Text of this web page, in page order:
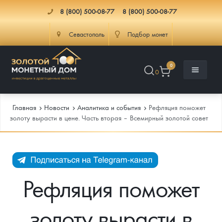
8 (800) 500-08-77 8 (800) 500-08-77
Севастополь Подбор монет
0
0
Каталог Монет
Инвестиционные монеты
Инфо
Как сделать заказ
Доставка
Главная Новости Аналитика и события
Рефляция поможет
золоту вырасти в цене. Часть вторая – Всемирный золотой совет
Рефляция поможет